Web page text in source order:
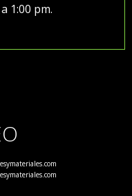
1:00 pm.